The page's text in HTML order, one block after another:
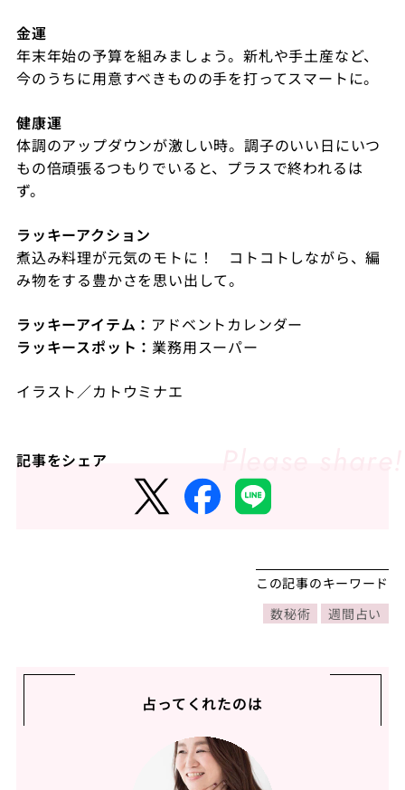
金運
年末年始の予算を組みましょう。新札や手土産など、
今のうちに用意すべきものの手を打ってスマートに。
健康運
体調のアップダウンが激しい時。調子のいい日にいつ
もの倍頑張るつもりでいると、プラスで終われるは
ず。
ラッキーアクション
煮込み料理が元気のモトに！ コトコトしながら、編
み物をする豊かさを思い出して。
ラッキーアイテム： アドベントカレンダー
ラッキースポット： 業務用スーパー
イラスト／カトウミナエ
記事をシェア
この記事のキーワード
数秘術
週間占い
占ってくれたのは